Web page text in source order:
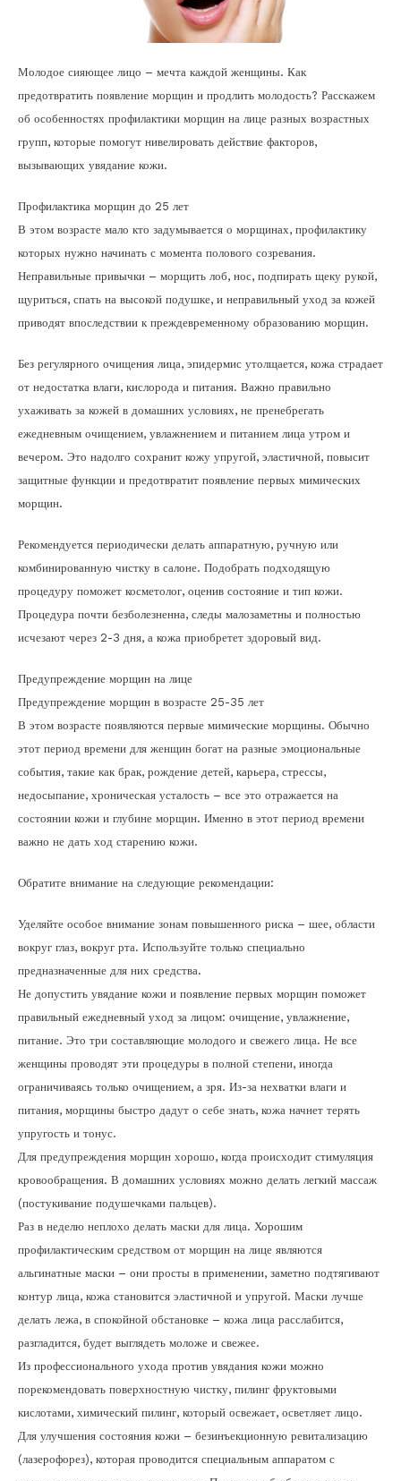
Молодое сияющее лицо – мечта каждой женщины. Как
предотвратить появление морщин и продлить молодость? Расскажем
об особенностях профилактики морщин на лице разных возрастных
групп, которые помогут нивелировать действие факторов,
вызывающих увядание кожи.
Профилактика морщин до 25 лет
В этом возрасте мало кто задумывается о морщинах, профилактику
которых нужно начинать с момента полового созревания.
Неправильные привычки – морщить лоб, нос, подпирать щеку рукой,
щуриться, спать на высокой подушке, и неправильный уход за кожей
приводят впоследствии к преждевременному образованию морщин.
Без регулярного очищения лица, эпидермис утолщается, кожа страдает
от недостатка влаги, кислорода и питания. Важно правильно
ухаживать за кожей в домашних условиях, не пренебрегать
ежедневным очищением, увлажнением и питанием лица утром и
вечером. Это надолго сохранит кожу упругой, эластичной, повысит
защитные функции и предотвратит появление первых мимических
морщин.
Рекомендуется периодически делать аппаратную, ручную или
комбинированную чистку в салоне. Подобрать подходящую
процедуру поможет косметолог, оценив состояние и тип кожи.
Процедура почти безболезненна, следы малозаметны и полностью
исчезают через 2-3 дня, а кожа приобретет здоровый вид.
Предупреждение морщин на лице
Предупреждение морщин в возрасте 25-35 лет
В этом возрасте появляются первые мимические морщины. Обычно
этот период времени для женщин богат на разные эмоциональные
события, такие как брак, рождение детей, карьера, стрессы,
недосыпание, хроническая усталость – все это отражается на
состоянии кожи и глубине морщин. Именно в этот период времени
важно не дать ход старению кожи.
Обратите внимание на следующие рекомендации:
Уделяйте особое внимание зонам повышенного риска – шее, области
вокруг глаз, вокруг рта. Используйте только специально
предназначенные для них средства.
Не допустить увядание кожи и появление первых морщин поможет
правильный ежедневный уход за лицом: очищение, увлажнение,
питание. Это три составляющие молодого и свежего лица. Не все
женщины проводят эти процедуры в полной степени, иногда
ограничиваясь только очищением, а зря. Из-за нехватки влаги и
питания, морщины быстро дадут о себе знать, кожа начнет терять
упругость и тонус.
Для предупреждения морщин хорошо, когда происходит стимуляция
кровообращения. В домашних условиях можно делать легкий массаж
(постукивание подушечками пальцев).
Раз в неделю неплохо делать маски для лица. Хорошим
профилактическим средством от морщин на лице являются
альгинатные маски – они просты в применении, заметно подтягивают
контур лица, кожа становится эластичной и упругой. Маски лучше
делать лежа, в спокойной обстановке – кожа лица расслабится,
разгладится, будет выглядеть моложе и свежее.
Из профессионального ухода против увядания кожи можно
порекомендовать поверхностную чистку, пилинг фруктовыми
кислотами, химический пилинг, который освежает, осветляет лицо.
Для улучшения состояния кожи – безинъекционную ревитализацию
(лазерофорез), которая проводится специальным аппаратом с